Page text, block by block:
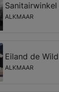
ALKMAAR
Eiland de
ALKMAAR